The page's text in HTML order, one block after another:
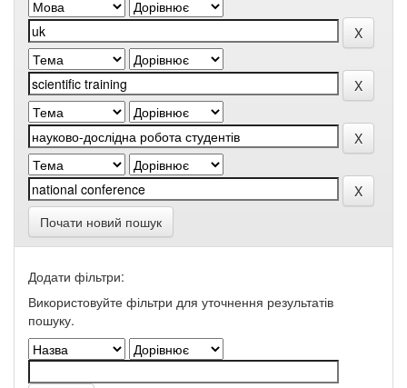
Почати новий пошук
Додати фільтри:
Використовуйте фільтри для уточнення результатів
пошуку.